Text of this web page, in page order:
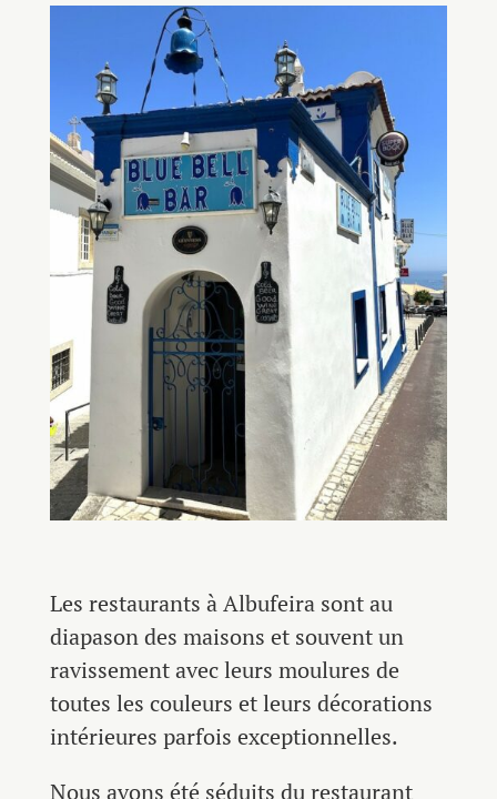
Les restaurants à Albufeira sont au
diapason des maisons et souvent un
ravissement avec leurs moulures de
toutes les couleurs et leurs décorations
intérieures parfois exceptionnelles.
Nous avons été séduits du restaurant